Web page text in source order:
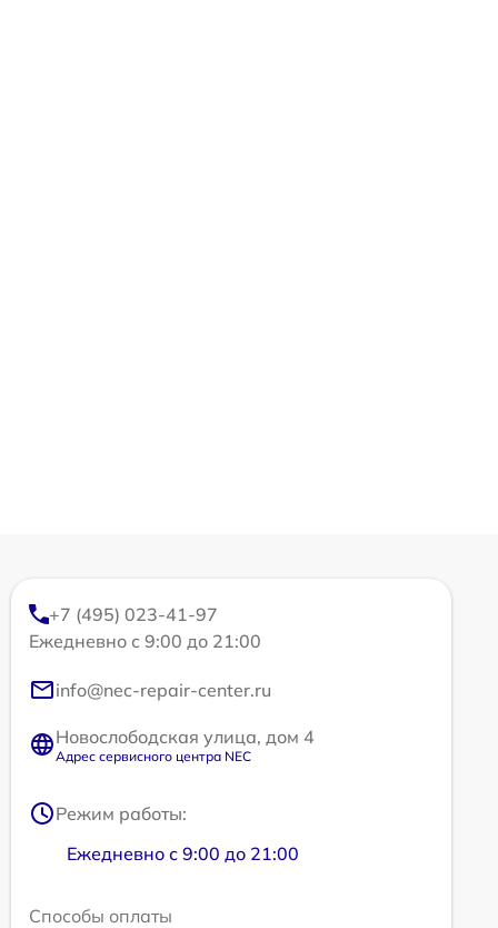
+7 (495) 023-41-97
Ежедневно с 9:00 до 21:00
info@nec-repair-center.ru
Новослободская улица, дом 4
Адрес сервисного центра NEC
Режим работы:
Ежедневно с 9:00 до 21:00
Способы оплаты